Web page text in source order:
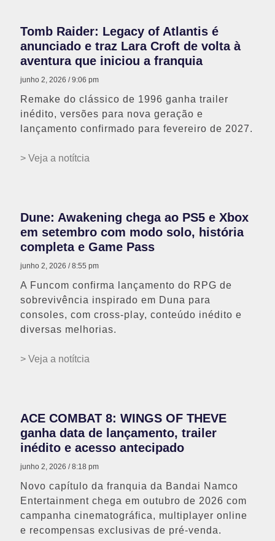
Tomb Raider: Legacy of Atlantis é
anunciado e traz Lara Croft de volta à
aventura que iniciou a franquia
junho 2, 2026 9:06 pm
Remake do clássico de 1996 ganha trailer
inédito, versões para nova geração e
lançamento confirmado para fevereiro de 2027.
> Veja a notítcia
Dune: Awakening chega ao PS5 e Xbox
em setembro com modo solo, história
completa e Game Pass
junho 2, 2026 8:55 pm
A Funcom confirma lançamento do RPG de
sobrevivência inspirado em Duna para
consoles, com cross-play, conteúdo inédito e
diversas melhorias.
> Veja a notítcia
ACE COMBAT 8: WINGS OF THEVE
ganha data de lançamento, trailer
inédito e acesso antecipado
junho 2, 2026 8:18 pm
Novo capítulo da franquia da Bandai Namco
Entertainment chega em outubro de 2026 com
campanha cinematográfica, multiplayer online
e recompensas exclusivas de pré-venda.